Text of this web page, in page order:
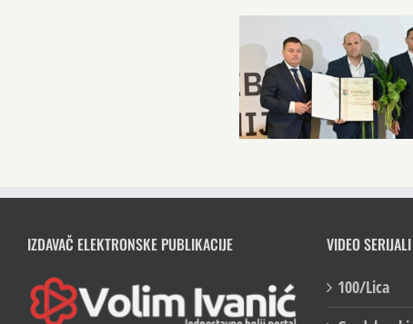
IZDAVAČ ELEKTRONSKE PUBLIKACIJE
VIDEO SERIJALI
100/Lica